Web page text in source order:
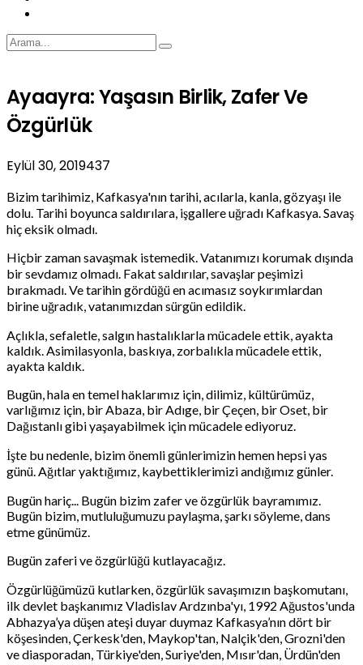
Ayaayra: Yaşasın Birlik, Zafer Ve
Özgürlük
Eylül 30, 2019437
Bizim tarihimiz, Kafkasya'nın tarihi, acılarla, kanla, gözyaşı ile
dolu. Tarihi boyunca saldırılara, işgallere uğradı Kafkasya. Savaş
hiç eksik olmadı.
Hiçbir zaman savaşmak istemedik. Vatanımızı korumak dışında
bir sevdamız olmadı. Fakat saldırılar, savaşlar peşimizi
bırakmadı. Ve tarihin gördüğü en acımasız soykırımlardan
birine uğradık, vatanımızdan sürgün edildik.
Açlıkla, sefaletle, salgın hastalıklarla mücadele ettik, ayakta
kaldık. Asimilasyonla, baskıya, zorbalıkla mücadele ettik,
ayakta kaldık.
Bugün, hala en temel haklarımız için, dilimiz, kültürümüz,
varlığımız için, bir Abaza, bir Adıge, bir Çeçen, bir Oset, bir
Dağıstanlı gibi yaşayabilmek için mücadele ediyoruz.
İşte bu nedenle, bizim önemli günlerimizin hemen hepsi yas
günü. Ağıtlar yaktığımız, kaybettiklerimizi andığımız günler.
Bugün hariç... Bugün bizim zafer ve özgürlük bayramımız.
Bugün bizim, mutluluğumuzu paylaşma, şarkı söyleme, dans
etme günümüz.
Bugün zaferi ve özgürlüğü kutlayacağız.
Özgürlüğümüzü kutlarken, özgürlük savaşımızın başkomutanı,
ilk devlet başkanımız Vladislav Ardzınba'yı, 1992 Ağustos'unda
Abhazya’ya düşen ateşi duyar duymaz Kafkasya’nın dört bir
köşesinden, Çerkesk'den, Maykop'tan, Nalçik'den, Grozni'den
ve diasporadan, Türkiye'den, Suriye'den, Mısır'dan, Ürdün'den